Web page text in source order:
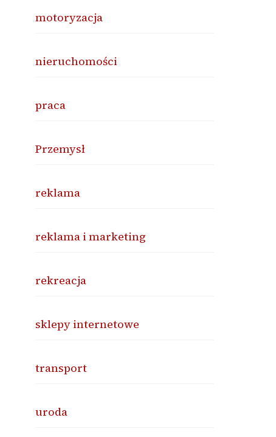
motoryzacja
nieruchomości
praca
Przemysł
reklama
reklama i marketing
rekreacja
sklepy internetowe
transport
uroda